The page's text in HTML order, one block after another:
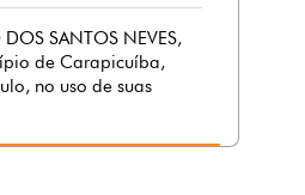
SANTOS NEVES,
de Carapicuíba,
no uso de suas